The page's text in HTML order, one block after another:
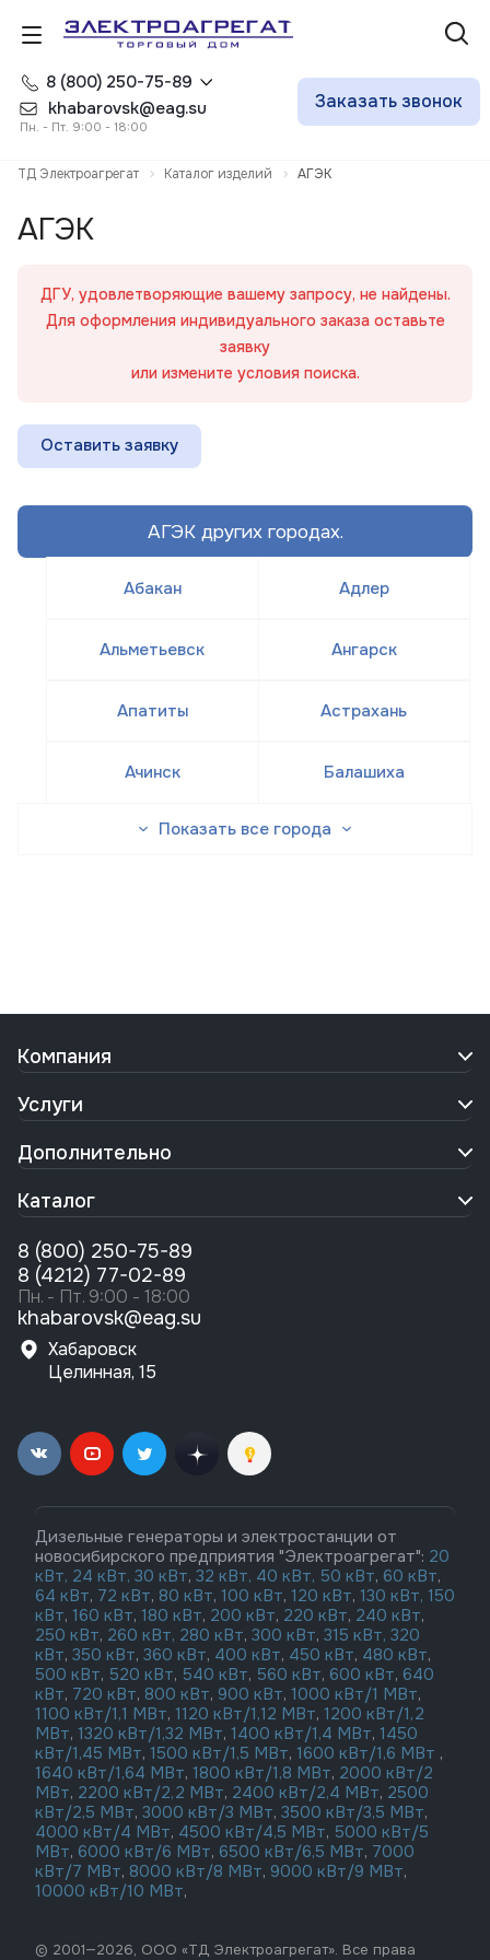
8 (800) 250-75-89
khabarovsk@eag.su
Пн. - Пт. 9:00 - 18:00
Заказать звонок
ТД Электроагрегат Каталог изделий АГЭК
АГЭК
ДГУ, удовлетворяющие вашему запросу, не найдены.
Для оформления индивидуального заказа оставьте
заявку
или измените условия поиска.
Оставить заявку
АГЭК других городах.
Абакан Адлер
Альметьевск Ангарск
Апатиты Астрахань
Ачинск Балашиха
Показать все города
Компания
Услуги
Дополнительно
Каталог
8 (800) 250-75-89
8 (4212) 77-02-89
Пн. - Пт. 9:00 - 18:00
khabarovsk@eag.su
Хабаровск
Целинная, 15
Дизельные генераторы и электростанции от
новосибирского предприятия "Электроагрегат": 20
кВт, 24 кВт, 30 кВт, 32 кВт, 40 кВт, 50 кВт, 60 кВт,
64 кВт, 72 кВт, 80 кВт, 100 кВт, 120 кВт, 130 кВт, 150
кВт, 160 кВт, 180 кВт, 200 кВт, 220 кВт, 240 кВт,
250 кВт, 260 кВт, 280 кВт, 300 кВт, 315 кВт, 320
кВт, 350 кВт, 360 кВт, 400 кВт, 450 кВт, 480 кВт,
500 кВт, 520 кВт, 540 кВт, 560 кВт, 600 кВт, 640
кВт, 720 кВт, 800 кВт, 900 кВт, 1000 кВт/1 МВт,
1100 кВт/1,1 МВт, 1120 кВт/1,12 МВт, 1200 кВт/1,2
МВт, 1320 кВт/1,32 МВт, 1400 кВт/1,4 МВт, 1450
кВт/1,45 МВт, 1500 кВт/1,5 МВт, 1600 кВт/1,6 МВт ,
1640 кВт/1,64 МВт, 1800 кВт/1,8 МВт, 2000 кВт/2
МВт, 2200 кВт/2,2 МВт, 2400 кВт/2,4 МВт, 2500
кВт/2,5 МВт, 3000 кВт/3 МВт, 3500 кВт/3,5 МВт,
4000 кВт/4 МВт, 4500 кВт/4,5 МВт, 5000 кВт/5
МВт, 6000 кВт/6 МВт, 6500 кВт/6,5 МВт, 7000
кВт/7 МВт, 8000 кВт/8 МВт, 9000 кВт/9 МВт,
10000 кВт/10 МВт,
© 2001—2026, ООО «ТД Электроагрегат». Все права